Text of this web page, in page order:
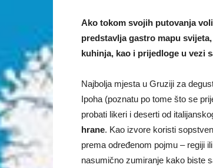
Ako tokom svojih putovanja
predstavlja gastro mapu
kuhinja, kao i prijedloge u vezi
Najbolja mjesta u Gruziji za
Ipoha (poznatu po tome što se
probati likeri i deserti od
hrane. Kao izvore koristi
prema određenom pojmu – regiji
nasumično zumiranje kako biste